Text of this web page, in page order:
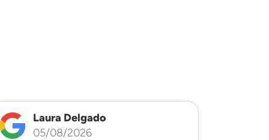
Laura Delgado
05/08/2026